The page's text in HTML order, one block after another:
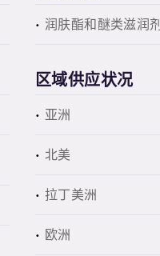
润肤酯和醚类滋润剂
区域供应状况
亚洲
北美
拉丁美洲
欧洲